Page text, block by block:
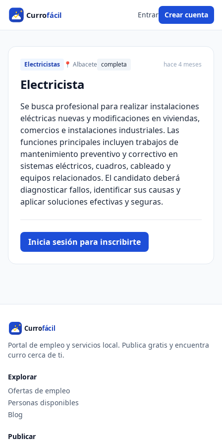
Entrar Crear cuenta
Electricistas 📍 Albacete completa hace 4 meses
Electricista
Se busca profesional para realizar instalaciones
eléctricas nuevas y modificaciones en viviendas,
comercios e instalaciones industriales. Las
funciones principales incluyen trabajos de
mantenimiento preventivo y correctivo en
sistemas eléctricos, cuadros, cableado y
equipos relacionados. El candidato deberá
diagnosticar fallos, identificar sus causas y
aplicar soluciones efectivas y seguras.
Inicia sesión para inscribirte
Portal de empleo y servicios local. Publica gratis y encuentra
curro cerca de ti.
Explorar
Ofertas de empleo
Personas disponibles
Blog
Publicar